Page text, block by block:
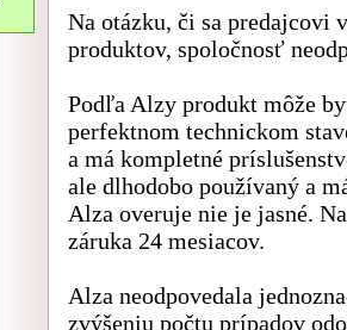
Na otázku, či sa predajcovi
produktov, spoločnosť
Podľa Alzy produkt môže
perfektnom technickom
a má kompletné
ale dlhodobo používaný a
Alza overuje nie je jasné.
záruka 24 mesiacov.
Alza neodpovedala
zvýšeniu počtu prípadov